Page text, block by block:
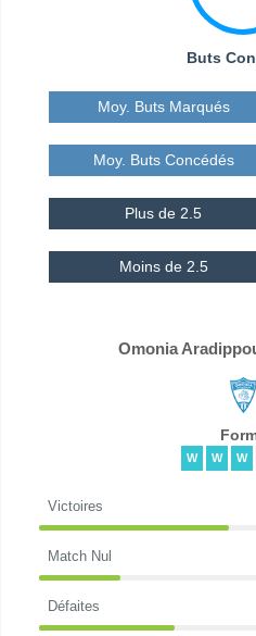
Buts
Moy. Buts Marqués
Moy. Buts Concédés
Plus de 2.5
Moins de 2.5
Omonia
W W W
Victoires
Match Nul
Défaites